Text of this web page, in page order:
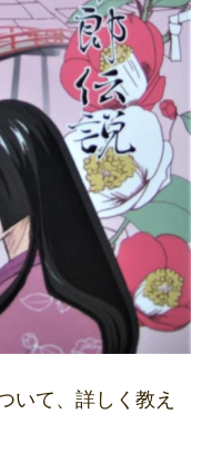
いて、詳しく教え